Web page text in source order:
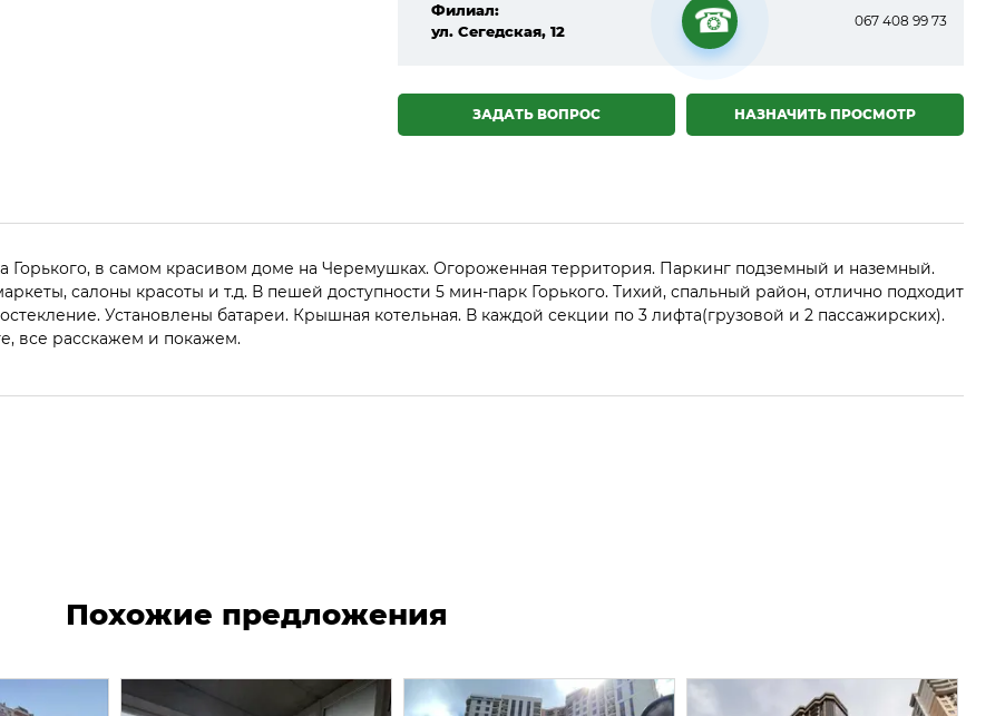
Филиал:
ул. Сегедская, 12
☎
067 408 99 73
НАЗНАЧИТЬ ПРОСМОТР
ЗАДАТЬ ВОПРОС
Горького, в самом красивом доме на Черемушках. Огороженная территория. Паркинг подземный и наземный.
салоны красоты и т.д. В пешей доступности 5 мин-парк Горького. Тихий, спальный район, отлично подходит
Установлены батареи. Крышная котельная. В каждой секции по 3 лифта(грузовой и 2 пассажирских).
все расскажем и покажем.
Похожие предложения